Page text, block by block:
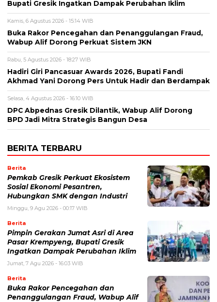
Bupati Gresik Ingatkan Dampak Perubahan Iklim
Kamis, 6 Agustus 2026 - 15:14 WIB
Buka Rakor Pencegahan dan Penanggulangan Fraud,
Wabup Alif Dorong Perkuat Sistem JKN
Rabu, 5 Agustus 2026 - 18:27 WIB
Hadiri Giri Pancasuar Awards 2026, Bupati Fandi
Akhmad Yani Dorong Pers Untuk Hadir dan Berdampak
Selasa, 4 Agustus 2026 - 16:10 WIB
DPC Abpednas Gresik Dilantik, Wabup Alif Dorong
BPD Jadi Mitra Strategis Bangun Desa
BERITA TERBARU
Berita
Pemkab Gresik Perkuat Ekosistem
Sosial Ekonomi Pesantren,
Hubungkan SMK dengan Industri
Minggu, 9 Agu 2026 - 00:17 WIB
Berita
Pimpin Gerakan Jumat Asri di Area
Pasar Krempyeng, Bupati Gresik
Ingatkan Dampak Perubahan Iklim
Jumat, 7 Agu 2026 - 16:03 WIB
Berita
Buka Rakor Pencegahan dan
Penanggulangan Fraud, Wabup Alif